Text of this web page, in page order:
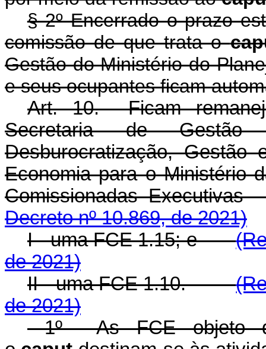
§ 2º Encerrado o prazo
comissão de que trata o
Gestão do Ministério do
e seus ocupantes ficam
Art. 10. Ficam
Secretaria de
Desburocratização,
Economia para o Ministério
Comissionadas
Decreto nº 10.869, de 2021)
I - uma FCE 1.15; e
de 2021)
II - uma FCE 1.10.
de 2021)
1º As FCE objeto